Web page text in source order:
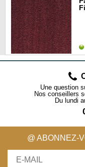
Une question
Nos conseillers
Du lundi
@ ABONNEZ-